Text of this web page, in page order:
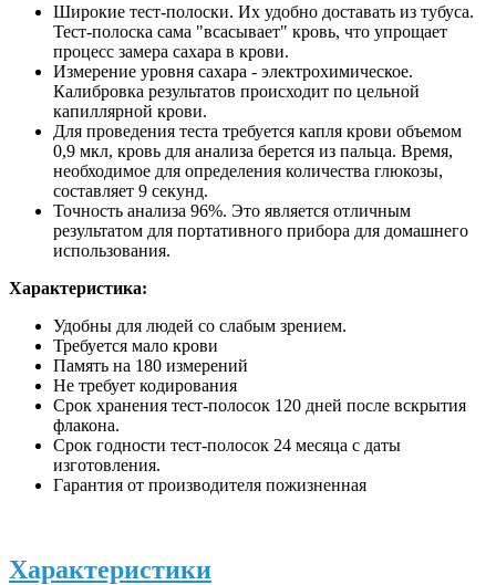
Широкие тест-полоски. Их удобно доставать из тубуса.
Тест-полоска сама "всасывает" кровь, что упрощает
процесс замера сахара в крови.
Измерение уровня сахара - электрохимическое.
Калибровка результатов происходит по цельной
капиллярной крови.
Для проведения теста требуется капля крови объемом
0,9 мкл, кровь для анализа берется из пальца. Время,
необходимое для определения количества глюкозы,
составляет 9 секунд.
Точность анализа 96%. Это является отличным
результатом для портативного прибора для домашнего
использования.
Характеристика:
Удобны для людей со слабым зрением.
Требуется мало крови
Память на 180 измерений
Не требует кодирования
Срок хранения тест-полосок 120 дней после вскрытия
флакона.
Срок годности тест-полосок 24 месяца с даты
изготовления.
Гарантия от производителя пожизненная
Характеристики